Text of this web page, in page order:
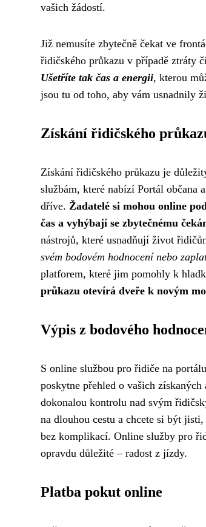
vašich žádostí.
Již nemusíte zbytečně čekat ve
řidičského průkazu v případě ztráty
Ušetříte tak čas a energii, kterou
jsou tu od toho, aby vám usnadnily
Získání řidičského
Získání řidičského průkazu je
službám, které nabízí Portál občana
dříve. Žadatelé si mohou online
čas a vyhýbají se zbytečnému
nástrojů, které usnadňují život
svém bodovém hodnocení nebo
platforem, které jim pomohly k
průkazu otevírá dveře k novým
Výpis z bodového
S online službou pro řidiče na
poskytne přehled o vašich
dokonalou kontrolu nad svým
na dlouhou cestu a chcete si být
bez komplikací. Online služby pro
opravdu důležité – radost z jízdy.
Platba pokut online